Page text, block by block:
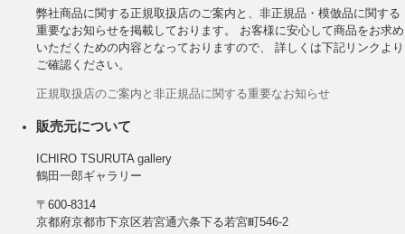
弊社商品に関する正規取扱店のご案内と、非正規品・模倣品に関する
重要なお知らせを掲載しております。 お客様に安心して商品をお求め
いただくための内容となっておりますので、 詳しくは下記リンクより
ご確認ください。
正規取扱店のご案内と非正規品に関する重要なお知らせ
販売元について
ICHIRO TSURUTA gallery
鶴田一郎ギャラリー
〒600-8314
京都府京都市下京区若宮通六条下る若宮町546-2